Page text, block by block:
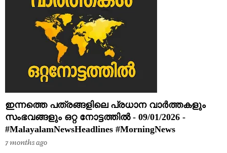
ഇന്നത്തെ പത്രങ്ങളിലെ പ്രധാന വാർത്തകളും
സംഭവങ്ങളും ഒറ്റ നോട്ടത്തിൽ - 09/01/2026 -
#MalayalamNewsHeadlines #MorningNews
7 months ago